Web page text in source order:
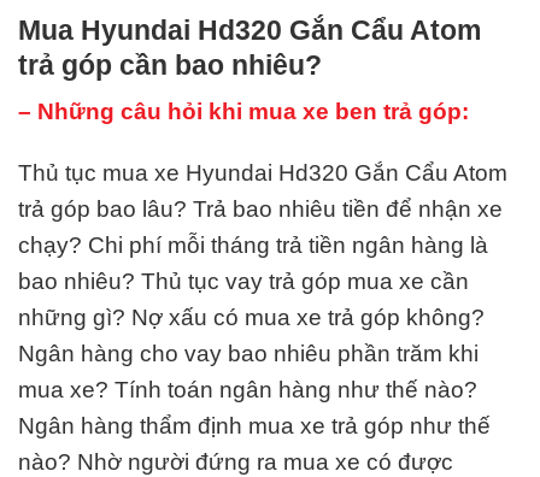
Mua Hyundai Hd320 Gắn Cẩu Atom
trả góp cần bao nhiêu?
– Những câu hỏi khi mua xe ben trả góp:
Thủ tục mua xe Hyundai Hd320 Gắn Cẩu Atom
trả góp bao lâu? Trả bao nhiêu tiền để nhận xe
chạy? Chi phí mỗi tháng trả tiền ngân hàng là
bao nhiêu? Thủ tục vay trả góp mua xe cần
những gì? Nợ xấu có mua xe trả góp không?
Ngân hàng cho vay bao nhiêu phần trăm khi
mua xe? Tính toán ngân hàng như thế nào?
Ngân hàng thẩm định mua xe trả góp như thế
nào? Nhờ người đứng ra mua xe có được